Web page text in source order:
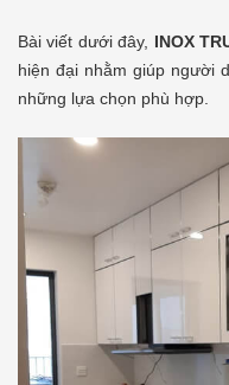
Bài viết dưới đây, INOX
hiện đại nhằm giúp người
những lựa chọn phù hợp.